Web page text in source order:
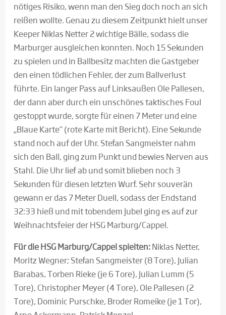
nötiges Risiko, wenn man den Sieg doch noch an sich
reißen wollte. Genau zu diesem Zeitpunkt hielt unser
Keeper Niklas Netter 2 wichtige Bälle, sodass die
Marburger ausgleichen konnten. Noch 15 Sekunden
zu spielen und in Ballbesitz machten die Gastgeber
den einen tödlichen Fehler, der zum Ballverlust
führte. Ein langer Pass auf Linksaußen Ole Pallesen,
der dann aber durch ein unschönes taktisches Foul
gestoppt wurde, sorgte für einen 7 Meter und eine
„Blaue Karte“ (rote Karte mit Bericht). Eine Sekunde
stand noch auf der Uhr. Stefan Sangmeister nahm
sich den Ball, ging zum Punkt und bewies Nerven aus
Stahl. Die Uhr lief ab und somit blieben noch 3
Sekunden für diesen letzten Wurf. Sehr souverän
gewann er das 7 Meter Duell, sodass der Endstand
32:33 hieß und mit tobendem Jubel ging es auf zur
Weihnachtsfeier der HSG Marburg/Cappel.
Für die HSG Marburg/Cappel spielten:Niklas Netter,
Moritz Wegner; Stefan Sangmeister (8 Tore), Julian
Barabas, Torben Rieke (je 6 Tore), Julian Lumm (5
Tore), Christopher Meyer (4 Tore), Ole Pallesen (2
Tore), Dominic Purschke, Broder Romeike (je 1 Tor),